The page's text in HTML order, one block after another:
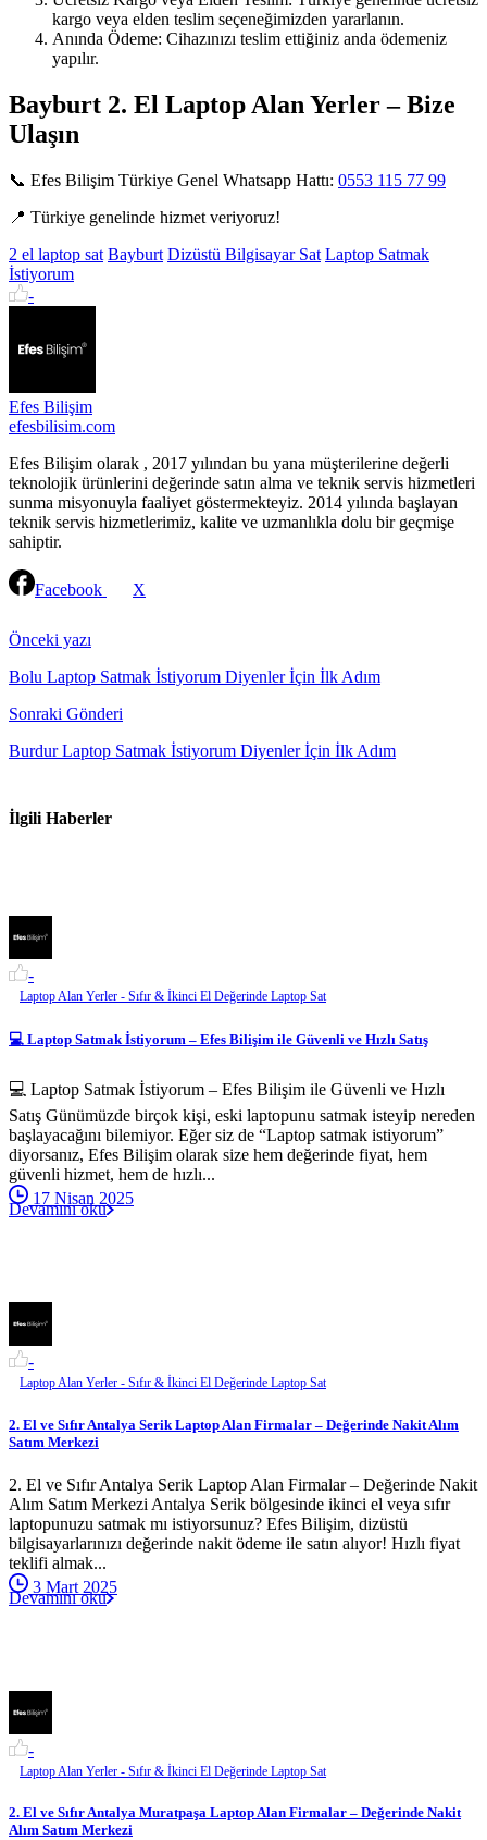
kargo veya elden teslim seçeneğimizden yararlanın.
Anında Ödeme: Cihazınızı teslim ettiğiniz anda ödemeniz
yapılır.
Bayburt 2. El Laptop Alan Yerler – Bize
Ulaşın
📞 Efes Bilişim Türkiye Genel Whatsapp Hattı: 0553 115 77 99
📍 Türkiye genelinde hizmet veriyoruz!
2 el laptop sat Bayburt Dizüstü Bilgisayar Sat Laptop Satmak
İstiyorum
-
Efes Bilişim
efesbilisim.com
Efes Bilişim olarak , 2017 yılından bu yana müşterilerine değerli
teknolojik ürünlerini değerinde satın alma ve teknik servis hizmetleri
sunma misyonuyla faaliyet göstermekteyiz. 2014 yılında başlayan
teknik servis hizmetlerimiz, kalite ve uzmanlıkla dolu bir geçmişe
sahiptir.
Facebook X
Reading
Önceki yazı
Bolu Laptop Satmak İstiyorum Diyenler İçin İlk Adım
Sonraki Gönderi
Burdur Laptop Satmak İstiyorum Diyenler İçin İlk Adım
İlgili Haberler
-
Laptop Alan Yerler - Sıfır & İkinci El Değerinde Laptop Sat
💻 Laptop Satmak İstiyorum – Efes Bilişim ile Güvenli ve Hızlı Satış
💻 Laptop Satmak İstiyorum – Efes Bilişim ile Güvenli ve Hızlı
Satış Günümüzde birçok kişi, eski laptopunu satmak isteyip nereden
başlayacağını bilemiyor. Eğer siz de “Laptop satmak istiyorum”
diyorsanız, Efes Bilişim olarak size hem değerinde fiyat, hem
güvenli hizmet, hem de hızlı...
17 Nisan 2025
Devamını oku
-
Laptop Alan Yerler - Sıfır & İkinci El Değerinde Laptop Sat
2. El ve Sıfır Antalya Serik Laptop Alan Firmalar – Değerinde Nakit Alım
Satım Merkezi
2. El ve Sıfır Antalya Serik Laptop Alan Firmalar – Değerinde Nakit
Alım Satım Merkezi Antalya Serik bölgesinde ikinci el veya sıfır
laptopunuzu satmak mı istiyorsunuz? Efes Bilişim, dizüstü
bilgisayarlarınızı değerinde nakit ödeme ile satın alıyor! Hızlı fiyat
teklifi almak...
3 Mart 2025
Devamını oku
-
Laptop Alan Yerler - Sıfır & İkinci El Değerinde Laptop Sat
2. El ve Sıfır Antalya Muratpaşa Laptop Alan Firmalar – Değerinde Nakit
Alım Satım Merkezi